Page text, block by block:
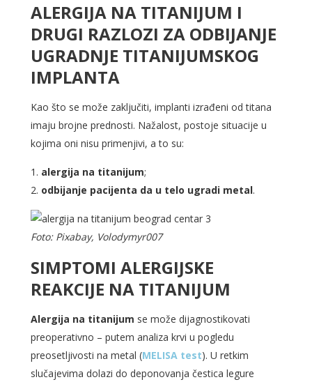
ALERGIJA NA TITANIJUM I
DRUGI RAZLOZI ZA ODBIJANJE
UGRADNJE TITANIJUMSKOG
IMPLANTA
Kao što se može zaključiti, implanti izrađeni od titana
imaju brojne prednosti. Nažalost, postoje situacije u
kojima oni nisu primenjivi, a to su:
alergija na titanijum;
odbijanje pacijenta da u telo ugradi metal.
Foto: Pixabay, Volodymyr007
SIMPTOMI ALERGIJSKE
REAKCIJE NA TITANIJUM
Alergija na titanijum se može dijagnostikovati
preoperativno – putem analiza krvi u pogledu
preosetljivosti na metal (MELISA test). U retkim
slučajevima dolazi do deponovanja čestica legure